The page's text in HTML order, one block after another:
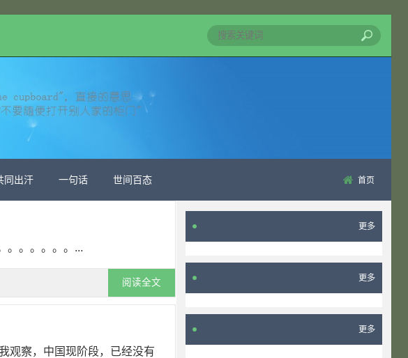
同出汗 一句话 世间百态 首页
。。。。。。...
阅读全文
观察，中国现阶段，已经没有
更多
更多
更多